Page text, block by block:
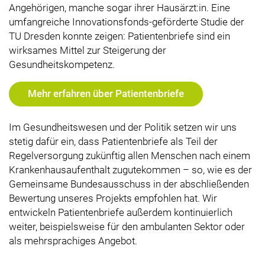
Angehörigen, manche sogar ihrer Hausärzt:in. Eine
umfangreiche Innovationsfonds-geförderte Studie der
TU Dresden konnte zeigen: Patientenbriefe sind ein
wirksames Mittel zur Steigerung der
Gesundheitskompetenz.
Mehr erfahren über Patientenbriefe
Im Gesundheitswesen und der Politik setzen wir uns
stetig dafür ein, dass Patientenbriefe als Teil der
Regelversorgung zukünftig allen Menschen nach einem
Krankenhausaufenthalt zugutekommen – so, wie es der
Gemeinsame Bundesausschuss in der abschließenden
Bewertung unseres Projekts empfohlen hat. Wir
entwickeln Patientenbriefe außerdem kontinuierlich
weiter, beispielsweise für den ambulanten Sektor oder
als mehrsprachiges Angebot.